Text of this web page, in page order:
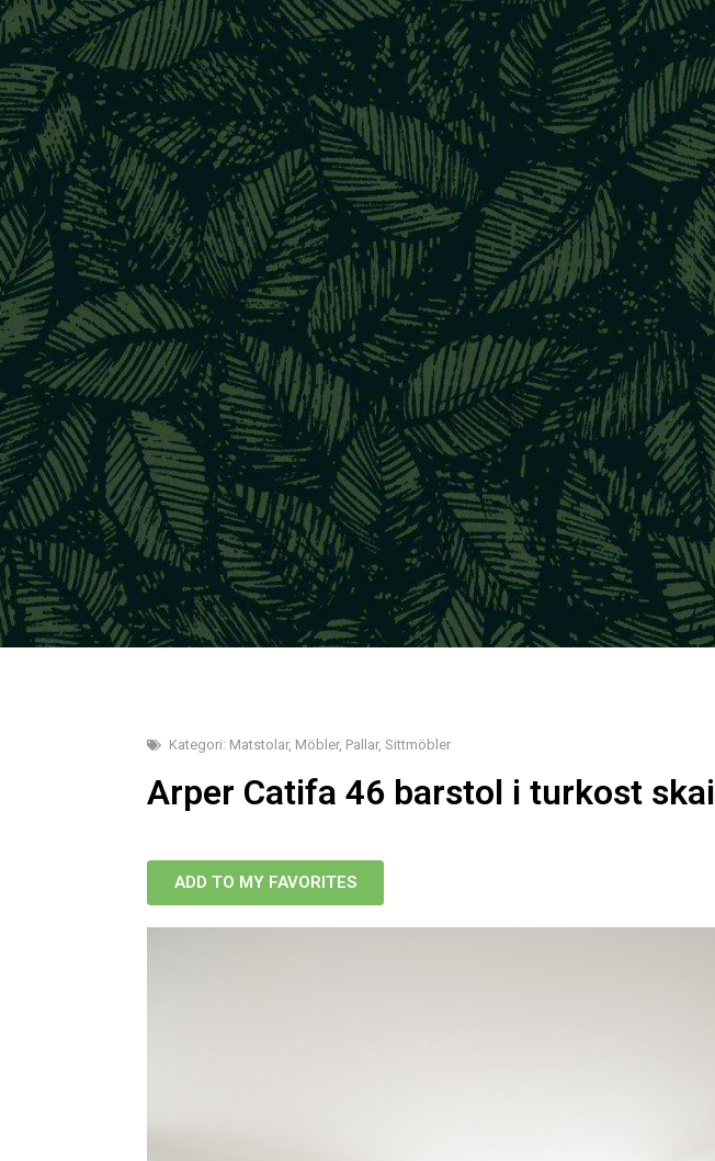
Kategori: Matstolar, Möbler, Pallar,Sittmöbler
Arper Catifa 46 barstol i turkost skai
ADD TO MY FAVORITES